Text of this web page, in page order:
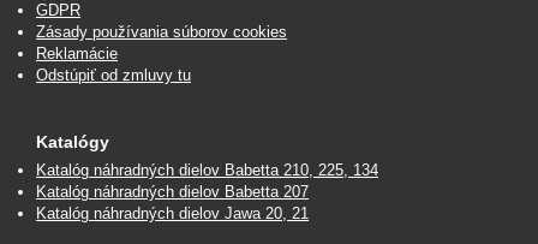
GDPR
Zásady používania súborov cookies
Reklamácie
Odstúpiť od zmluvy tu
Katalógy
Katalóg náhradných dielov Babetta 210, 225, 134
Katalóg náhradných dielov Babetta 207
Katalóg náhradných dielov Jawa 20, 21